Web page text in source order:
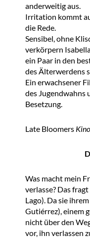
anderweitig aus.
Irritation kommt
die Rede.
Sensibel, ohne
verkörpern
ein Paar in den
des Älterwerdens
Ein erwachsener
des Jugendwahns
Besetzung.
Late Bloomers
Was macht mein
verlasse? Das
Lago). Da sie
Gutiérrez), einem
nicht über den
vor, ihn verlassen